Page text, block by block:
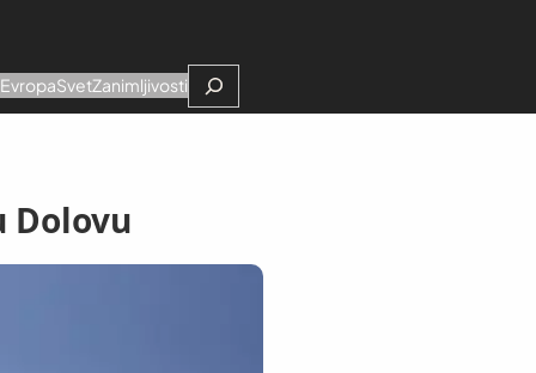
EvropaSvetZanimljivostiSearch
Dolovu